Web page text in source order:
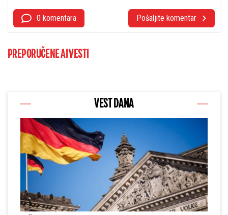
0 komentara Pošaljite komentar
PREPORUČENE AI VESTI
VEST DANA